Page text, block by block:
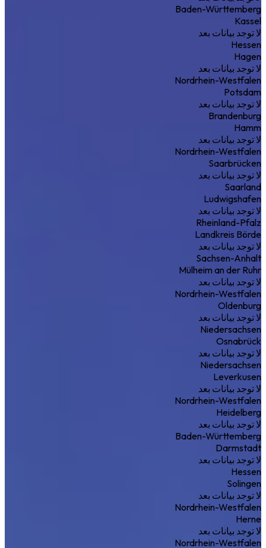
Baden-Württemberg
Kassel
لا توجد بيانات بعد
Hessen
Hagen
لا توجد بيانات بعد
Nordrhein-Westfalen
Potsdam
لا توجد بيانات بعد
Brandenburg
Hamm
لا توجد بيانات بعد
Nordrhein-Westfalen
Saarbrücken
لا توجد بيانات بعد
Saarland
Ludwigshafen
لا توجد بيانات بعد
Rheinland-Pfalz
Landkreis Börde
لا توجد بيانات بعد
Sachsen-Anhalt
Mülheim an der Ruhr
لا توجد بيانات بعد
Nordrhein-Westfalen
Oldenburg
لا توجد بيانات بعد
Niedersachsen
Osnabrück
لا توجد بيانات بعد
Niedersachsen
Leverkusen
لا توجد بيانات بعد
Nordrhein-Westfalen
Heidelberg
لا توجد بيانات بعد
Baden-Württemberg
Darmstadt
لا توجد بيانات بعد
Hessen
Solingen
لا توجد بيانات بعد
Nordrhein-Westfalen
Herne
لا توجد بيانات بعد
Nordrhein-Westfalen